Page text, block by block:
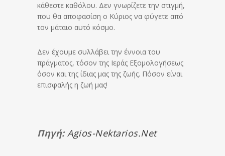
κάθεστε καθόλου. Δεν γνωρίζετε την στιγμή,
που θα αποφασίση ο Κύριος να φύγετε από
τον μάταιο αυτό κόσμο.
Δεν έχουμε συλλάβει την έννοια του
πράγματος, τόσον της Ιεράς Εξομολογήσεως
όσον και της ίδιας μας της ζωής. Πόσον είναι
επισφαλής η ζωή μας!
Πηγή: Agios-Nektarios.net